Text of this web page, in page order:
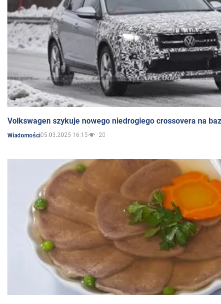
Volkswagen szykuje nowego niedrogiego crossovera na
Wiadomości05.03.2025 16:15 20